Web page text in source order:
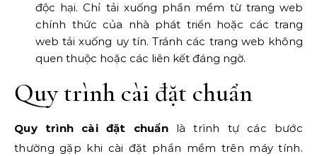
độc hại. Chỉ tải xuống phần mềm từ trang web
chính thức của nhà phát triển hoặc các trang
web tải xuống uy tín. Tránh các trang web không
quen thuộc hoặc các liên kết đáng ngờ.
Quy trình cài đặt chuẩn
Quy trình cài đặt chuẩn là trình tự các bước
thường gặp khi cài đặt phần mềm trên máy tính.